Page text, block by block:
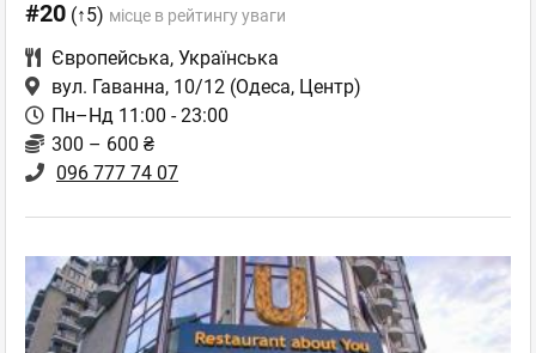
#20 (↑5) місце в рейтингу уваги
Європейська, Українська
вул. Гаванна, 10/12 (Одеса, Центр)
Пн–Нд 11:00 - 23:00
300 – 600 ₴
096 777 74 07